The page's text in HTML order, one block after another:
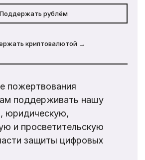
Поддержать рублём
криптовалютой →
пожертвования
поддерживать нашу
юридическую,
и просветительскую
защиты цифровых